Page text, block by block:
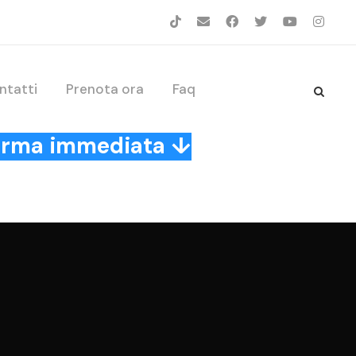
Prenota ora Faq
immediata ↓